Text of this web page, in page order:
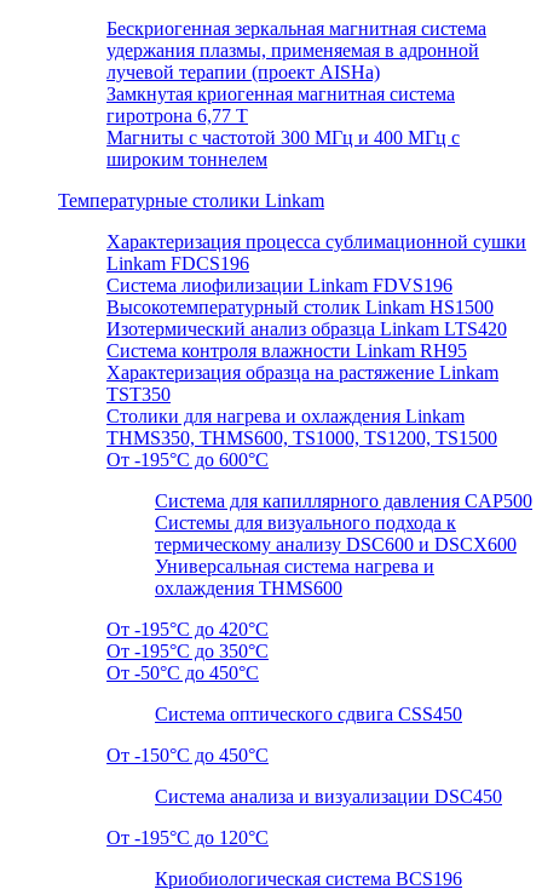
Бескриогенная зеркальная магнитная система
удержания плазмы, применяемая в адронной
лучевой терапии (проект AISHa)
Замкнутая криогенная магнитная система
гиротрона 6,77 T
Магниты с частотой 300 МГц и 400 МГц с
широким тоннелем
Температурные столики Linkam
Характеризация процесса сублимационной сушки
Linkam FDCS196
Система лиофилизации Linkam FDVS196
Высокотемпературный столик Linkam HS1500
Изотермический анализ образца Linkam LTS420
Система контроля влажности Linkam RH95
Характеризация образца на растяжение Linkam
TST350
Столики для нагрева и охлаждения Linkam
THMS350, THMS600, TS1000, TS1200, TS1500
От -195°C до 600°C
Система для капиллярного давления CAP500
Системы для визуального подхода к
термическому анализу DSC600 и DSCX600
Универсальная система нагрева и
охлаждения THMS600
От -195°C до 420°C
От -195°C до 350°C
От -50°C до 450°C
Система оптического сдвига CSS450
От -150°C до 450°C
Система анализа и визуализации DSC450
От -195°C до 120°C
Криобиологическая система BCS196